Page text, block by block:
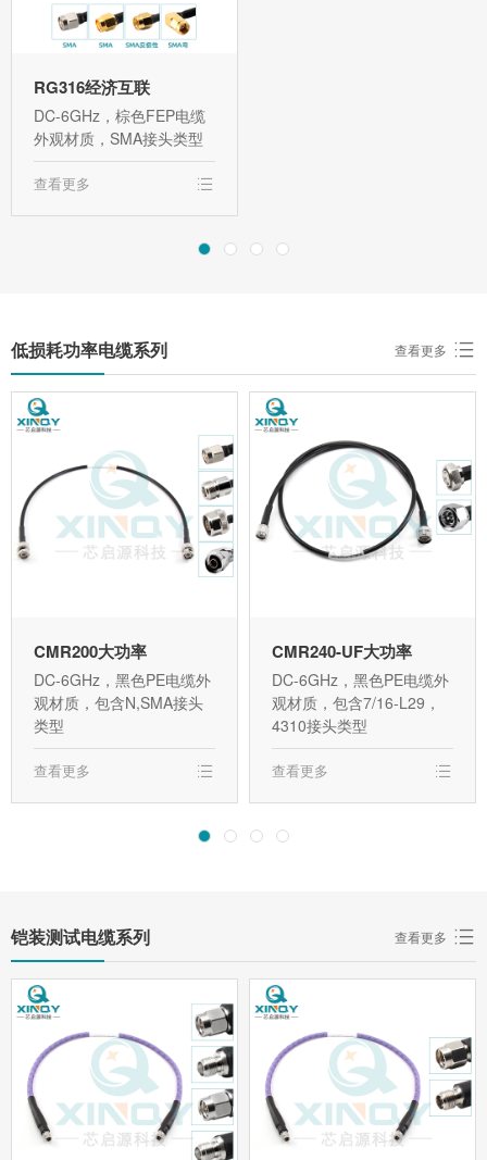
RG316经济互联
DC-6GHz，棕色FEP电缆
外观材质，SMA接头类型
查看更多
低损耗功率电缆系列 查看更多
CMR200大功率
DC-6GHz，黑色PE电缆外
观材质，包含N,SMA接头
类型
查看更多
CMR240-UF大功率
DC-6GHz，黑色PE电缆外
观材质，包含7/16-L29，
4310接头类型
查看更多
铠装测试电缆系列 查看更多